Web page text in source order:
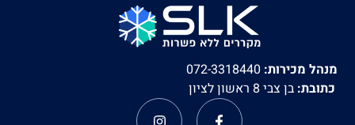
מנהל מכירות: 072-3318440
כתובת: בן צבי 8 ראשון לציון